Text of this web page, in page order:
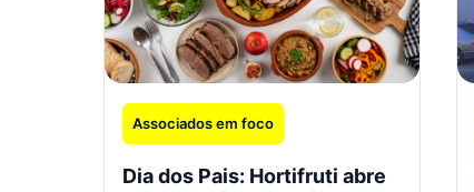
Associados em foco
Dia dos Pais: Hortifruti abre